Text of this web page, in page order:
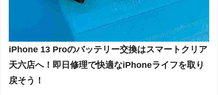
iPhone 13 Proのバッテリー交換はスマートクリア
天六店へ！即日修理で快適なiPhoneライフを取り
戻そう！